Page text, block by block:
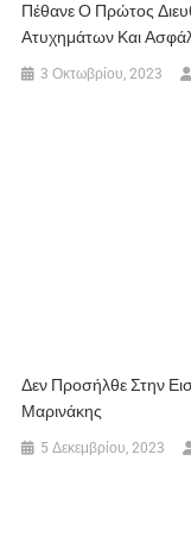
Πέθανε Ο Πρώτος
Ατυχημάτων Και
3 Οκτωβρίου, 2023
Δεν Προσήλθε Στην
Μαρινάκης
5 Δεκεμβρίου, 2023